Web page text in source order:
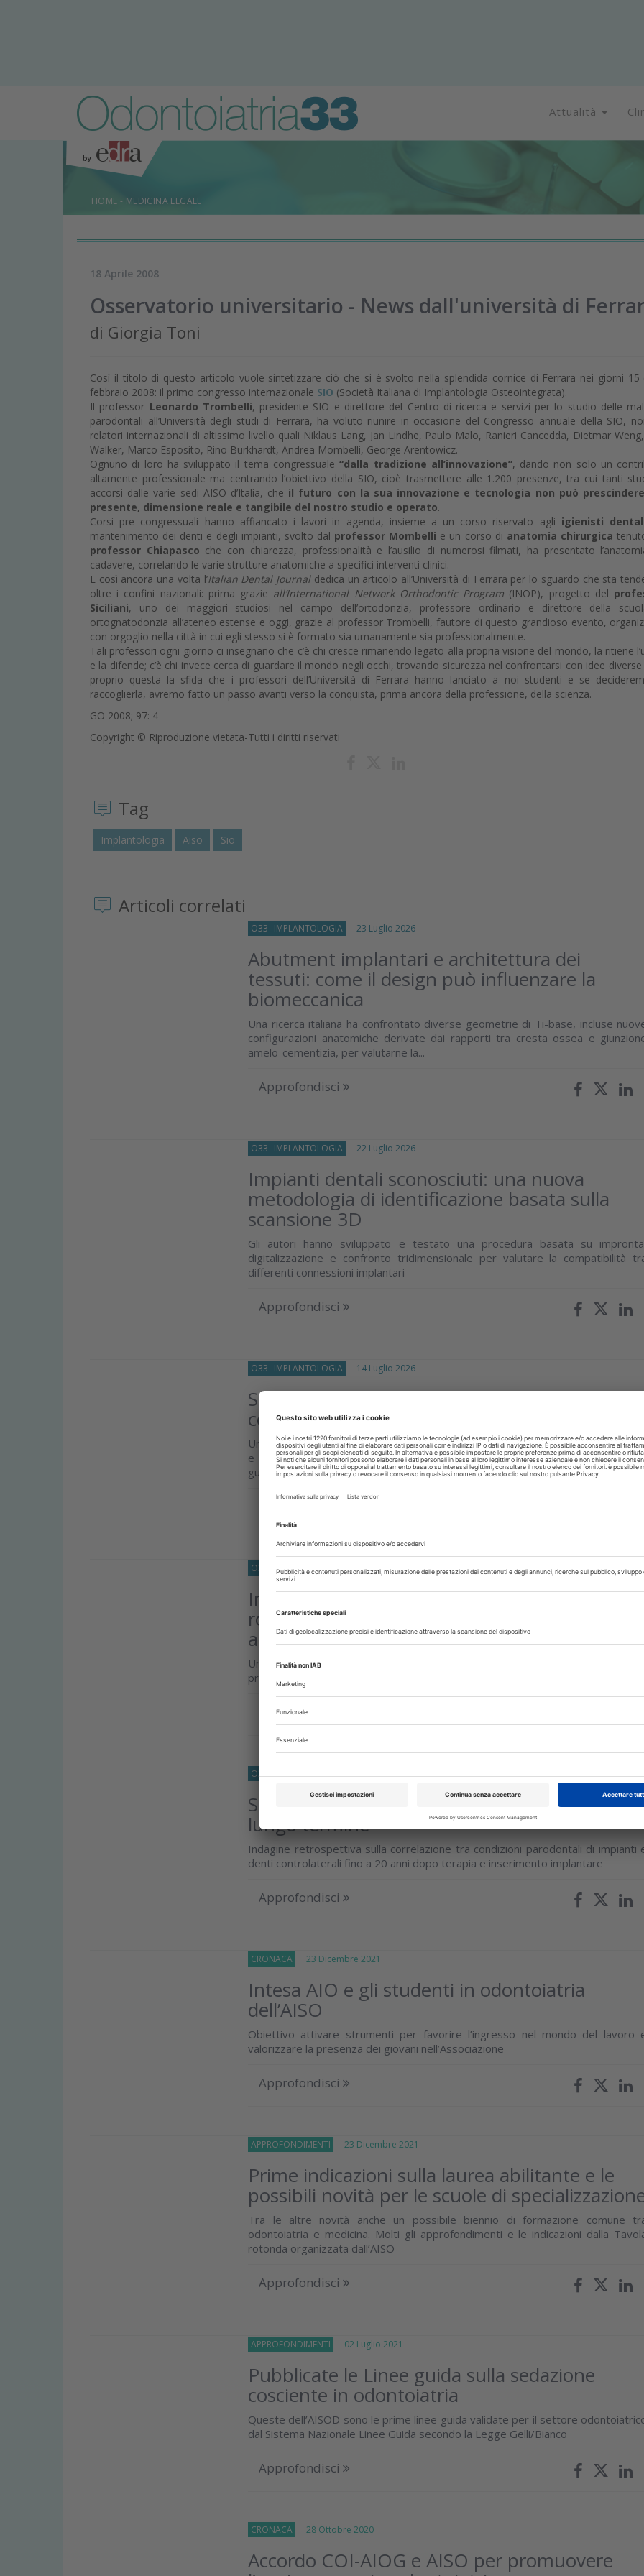
Attualità
HOME - MEDICINA LEGALE
18 Aprile 2008
Osservatorio universitario - News dall'università di
di Giorgia Toni
Così il titolo di questo articolo vuole sintetizzare ciò che si è svolto nella splendida cornice di Ferrara nei giorni 15
febbraio 2008: il primo congresso internazionale SIO (Società Italiana di Implantologia Osteointegrata).
Il professor Leonardo Trombelli, presidente SIO e direttore del Centro di ricerca e servizi per lo studio delle
parodontali all’Università degli studi di Ferrara, ha voluto riunire in occasione del Congresso annuale della SIO,
relatori internazionali di altissimo livello quali Niklaus Lang, Jan Lindhe, Paulo Malo, Ranieri Cancedda, Dietmar
Walker, Marco Esposito, Rino Burkhardt, Andrea Mombelli, George Arentowicz.
Ognuno di loro ha sviluppato il tema congressuale“dalla tradizione all’innovazione”, dando non solo un
altamente professionale ma centrando l’obiettivo della SIO, cioè trasmettere alle 1.200 presenze, tra cui tanti
accorsi dalle varie sedi AISO d’Italia, che il futuro con la sua innovazione e tecnologia non può
presente, dimensione reale e tangibile del nostro studio e operato.
Corsi pre congressuali hanno affiancato i lavori in agenda, insieme a un corso riservato agli igienisti
mantenimento dei denti e degli impianti, svolto dal professor Mombelli e un corso di anatomia chirurgica
professor Chiapasco che con chiarezza, professionalità e l’ausilio di numerosi filmati, ha presentato
cadavere, correlando le varie strutture anatomiche a specifici interventi clinici.
E così ancora una volta l’Italian Dental Journal dedica un articolo all’Università di Ferrara per lo sguardo che sta
oltre i confini nazionali: prima grazie all’International Network Orthodontic Program (INOP), progetto del
Siciliani, uno dei maggiori studiosi nel campo dell’ortodonzia, professore ordinario e direttore della
ortognatodonzia all’ateneo estense e oggi, grazie al professor Trombelli, fautore di questo grandioso evento,
con orgoglio nella città in cui egli stesso si è formato sia umanamente sia professionalmente.
Tali professori ogni giorno ci insegnano che c’è chi cresce rimanendo legato alla propria visione del mondo, la ritiene
e la difende; c’è chi invece cerca di guardare il mondo negli occhi, trovando sicurezza nel confrontarsi con idee
proprio questa la sfida che i professori dell’Università di Ferrara hanno lanciato a noi studenti e se
raccoglierla, avremo fatto un passo avanti verso la conquista, prima ancora della professione, della scienza.
GO 2008; 97: 4
Copyright © Riproduzione vietata-Tutti i diritti riservati
Tag
Implantologia Aiso Sio
Articoli correlati
O33 IMPLANTOLOGIA 23 Luglio 2026
Abutment implantari e architettura dei
tessuti: come il design può influenzare la
biomeccanica
Una ricerca italiana ha confrontato diverse geometrie di Ti-base, incluse
configurazioni anatomiche derivate dai rapporti tra cresta ossea e
amelo-cementizia, per valutarne la...
Approfondisci
O33 IMPLANTOLOGIA 22 Luglio 2026
Impianti dentali sconosciuti: una nuova
metodologia di identificazione basata sulla
scansione 3D
Gli autori hanno sviluppato e testato una procedura basata su
digitalizzazione e confronto tridimensionale per valutare la compatibilità
differenti connessioni implantari
Approfondisci
O33 IMPLANTOLOGIA 14 Luglio 2026
Software per la chirurgia implantare guidata:
confronto pratico tra sette piattaforme
Uno studio internazionale ha analizzato workflow, usabilità, costi, requisiti
e librerie protesiche dei principali software per la pianificazione
guidata, valutandone...
O33 IMPLANTOLOGIA 29 Giugno 2026
Intelligenza artificiale e chirurgia implantare
robotica: il ruolo della segmentazione
automatizzata
Una ricerca ha valutato l’impatto della segmentazione CBCT basata su AI
precisione della chirurgia implantare robot-assistita
Approfondisci
O33 PARODONTOLOGIA 23 Giugno 2026
Stabilità parodontale di denti e impianti nel
lungo termine
Indagine retrospettiva sulla correlazione tra condizioni parodontali di impianti
denti controlaterali fino a 20 anni dopo terapia e inserimento implantare
Approfondisci
CRONACA 23 Dicembre 2021
Intesa AIO e gli studenti in odontoiatria
dell’AISO
Obiettivo attivare strumenti per favorire l’ingresso nel mondo del lavoro
valorizzare la presenza dei giovani nell’Associazione
Approfondisci
APPROFONDIMENTI 23 Dicembre 2021
Prime indicazioni sulla laurea abilitante e le
possibili novità per le scuole di
Tra le altre novità anche un possibile biennio di formazione comune
odontoiatria e medicina. Molti gli approfondimenti e le indicazioni dalla
rotonda organizzata dall’AISO
Approfondisci
APPROFONDIMENTI 02 Luglio 2021
Pubblicate le Linee guida sulla sedazione
cosciente in odontoiatria
Queste dell’AISOD sono le prime linee guida validate per il settore
dal Sistema Nazionale Linee Guida secondo la Legge Gelli/Bianco
Approfondisci
CRONACA 28 Ottobre 2020
Accordo COI-AIOG e AISO per promuovere